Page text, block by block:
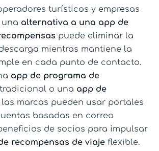
turísticos y empresas
alternativa a una app de
puede eliminar la
mientras mantiene la
en cada punto de contacto.
app de programa de
tradicional o una app de
las marcas pueden usar portales
basadas en correo
de socios para impulsar
recompensas de viaje flexible.